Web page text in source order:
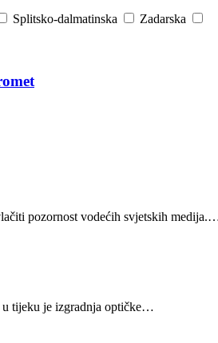
Splitsko-dalmatinska Zadarska
pozornost vodećih svjetskih
u tijeku je izgradnja optičke…